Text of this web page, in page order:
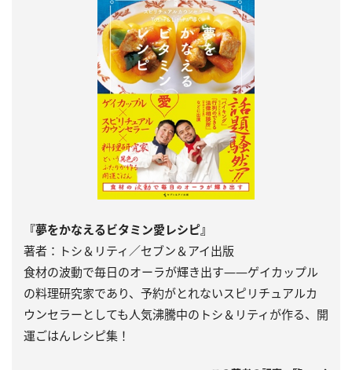
『夢をかなえるビタミン愛レシピ』
著者：トシ＆リティ／セブン＆アイ出版
食材の波動で毎日のオーラが輝き出す――ゲイカップル
の料理研究家であり、予約がとれないスピリチュアルカ
ウンセラーとしても人気沸騰中のトシ＆リティが作る、開
運ごはんレシピ集！